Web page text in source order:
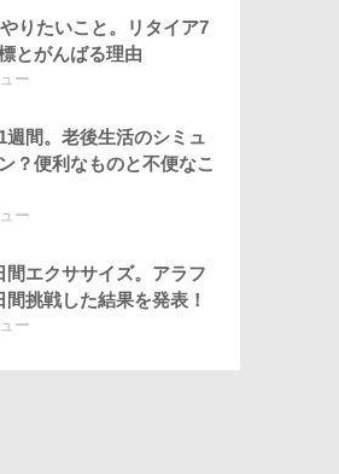
りたいこと。リタイア7
とがんばる理由
ー
週間。老後生活のシミュ
？便利なものと不便なこ
ー
間エクササイズ。アラフ
間挑戦した結果を発表！
ー